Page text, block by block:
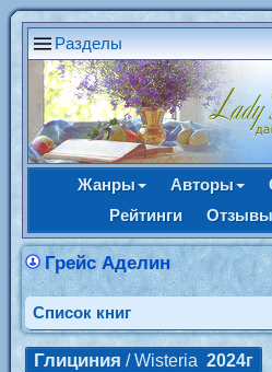
Разделы
Жанры Авторы
Рейтинги
Отзывы
Грейс Аделин
Cписок книг
Глициния / Wiste­ria 2024г